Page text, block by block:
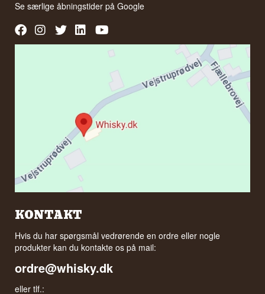
Se særlige åbningstider påGoogle
KONTAKT
Hvis du har spørgsmål vedrørende en ordre eller nogle
produkter kan du kontakte os på mail:
ordre@whisky.dk
eller tlf.: